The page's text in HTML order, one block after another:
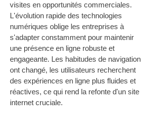
visites en opportunités commerciales.
L'évolution rapide des technologies
numériques oblige les entreprises à
s'adapter constamment pour maintenir
une présence en ligne robuste et
engageante. Les habitudes de navigation
ont changé, les utilisateurs recherchent
des expériences en ligne plus fluides et
réactives, ce qui rend la refonte d'un site
internet cruciale.